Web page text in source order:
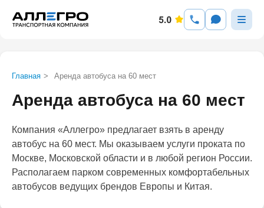
Главная > Аренда автобуса на 60 мест
Аренда автобуса на 60 мест
Компания «Аллегро» предлагает взять в аренду
автобус на 60 мест. Мы оказываем услуги проката по
Москве, Московской области и в любой регион России.
Располагаем парком современных комфортабельных
автобусов ведущих брендов Европы и Китая.